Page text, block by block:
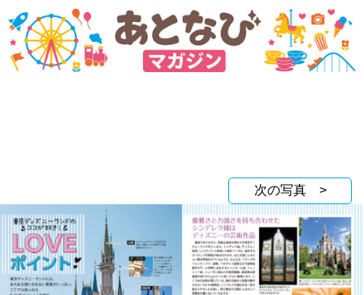
次の写真 >